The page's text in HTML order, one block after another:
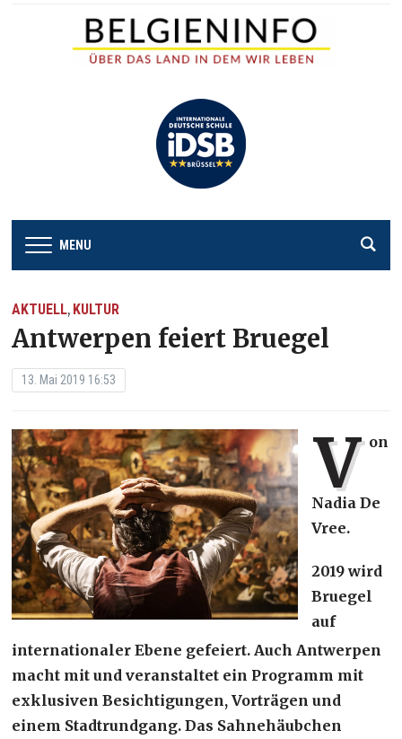
MENU
AKTUELL, KULTUR
Antwerpen feiert Bruegel
13. Mai 2019 16:53
V on
Nadia De
Vree.
2019 wird
Bruegel
auf
internationaler Ebene gefeiert. Auch Antwerpen
macht mit und veranstaltet ein Programm mit
exklusiven Besichtigungen, Vorträgen und
einem Stadtrundgang. Das Sahnehäubchen